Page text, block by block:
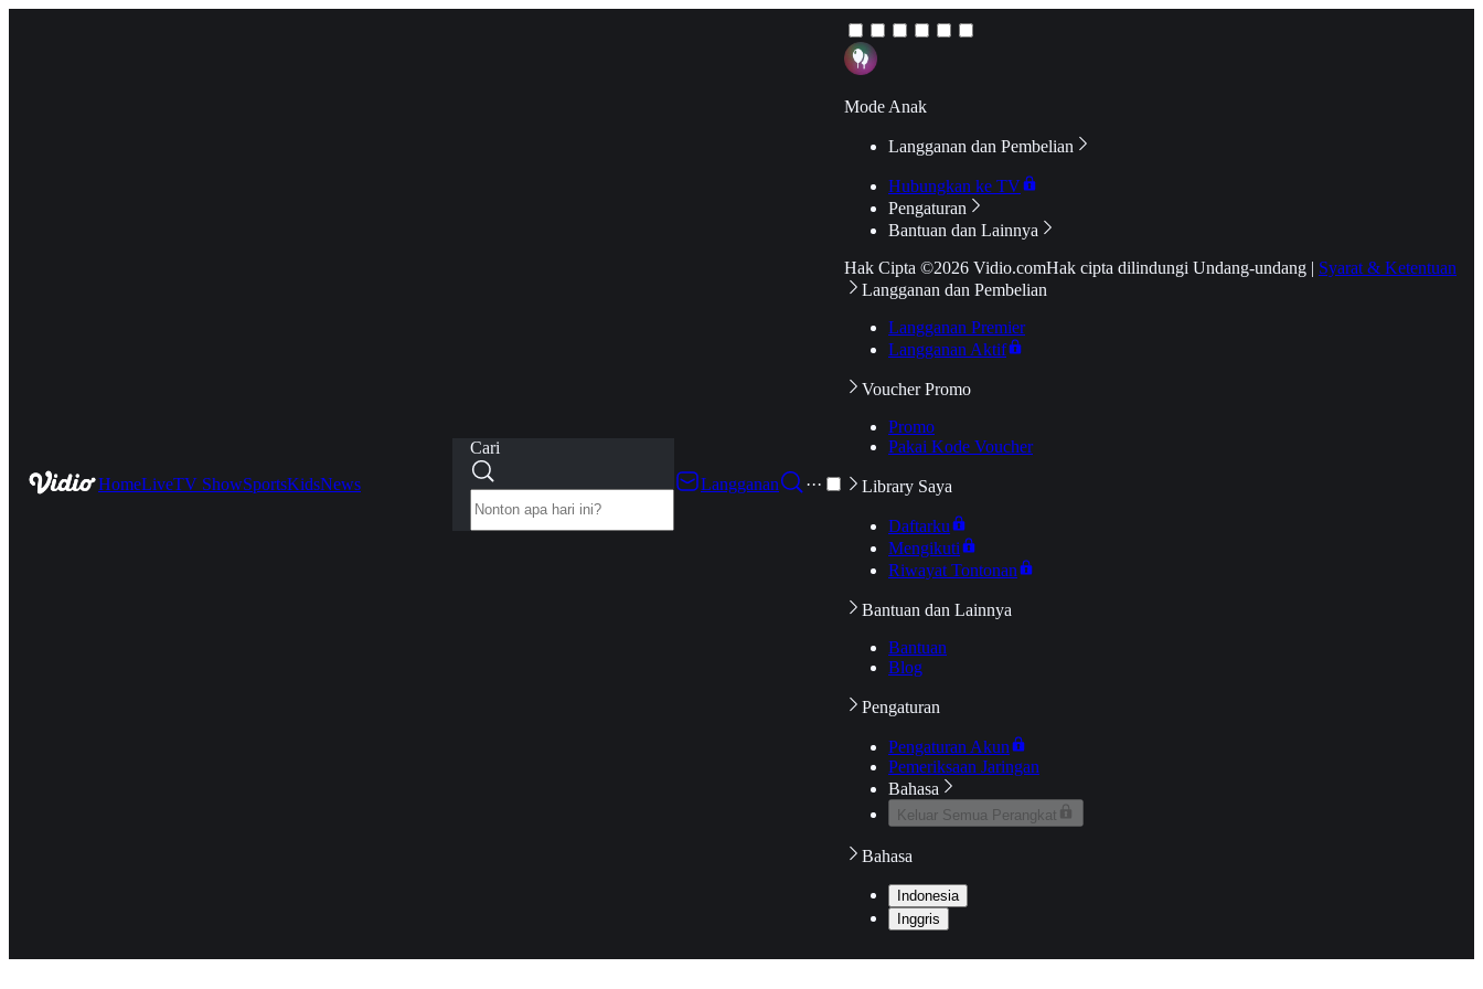
HomeLiveTV ShowSportsKidsNews
Cari
Langganan
···
Mode Anak
Langganan dan Pembelian
Hubungkan ke TV
Pengaturan
Bantuan dan Lainnya
Hak Cipta ©2026 Vidio.comHak cipta dilindungi Undang-undang | Syarat & Ketentuan
Langganan dan Pembelian
Langganan Premier
Langganan Aktif
Voucher Promo
Promo
Pakai Kode Voucher
Library Saya
Daftarku
Mengikuti
Riwayat Tontonan
Bantuan dan Lainnya
Bantuan
Blog
Pengaturan
Pengaturan Akun
Pemeriksaan Jaringan
Bahasa
Keluar Semua Perangkat
Bahasa
Indonesia
Inggris